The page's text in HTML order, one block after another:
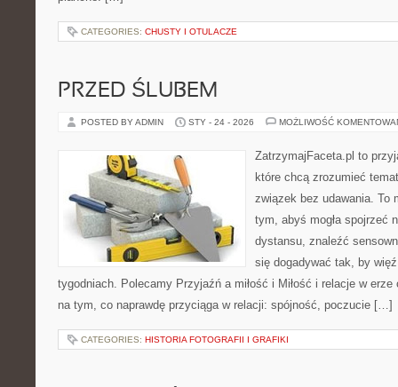
CATEGORIES: CHUSTY I OTULACZE
PRZED ŚLUBEM
POSTED BY ADMIN STY - 24 - 2026 MOŻLIWOŚĆ
ZatrzymajFaceta.pl to
które chcą zrozumieć
związek bez udawania. To
tym, abyś mogła spojrzeć
dystansu, znaleźć
się dogadywać tak, by
tygodniach. Polecamy Przyjaźń a miłość i Miłość i relacje w
na tym, co naprawdę przyciąga w relacji: spójność, poczucie […]
CATEGORIES: HISTORIA FOTOGRAFII I GRAFIKI